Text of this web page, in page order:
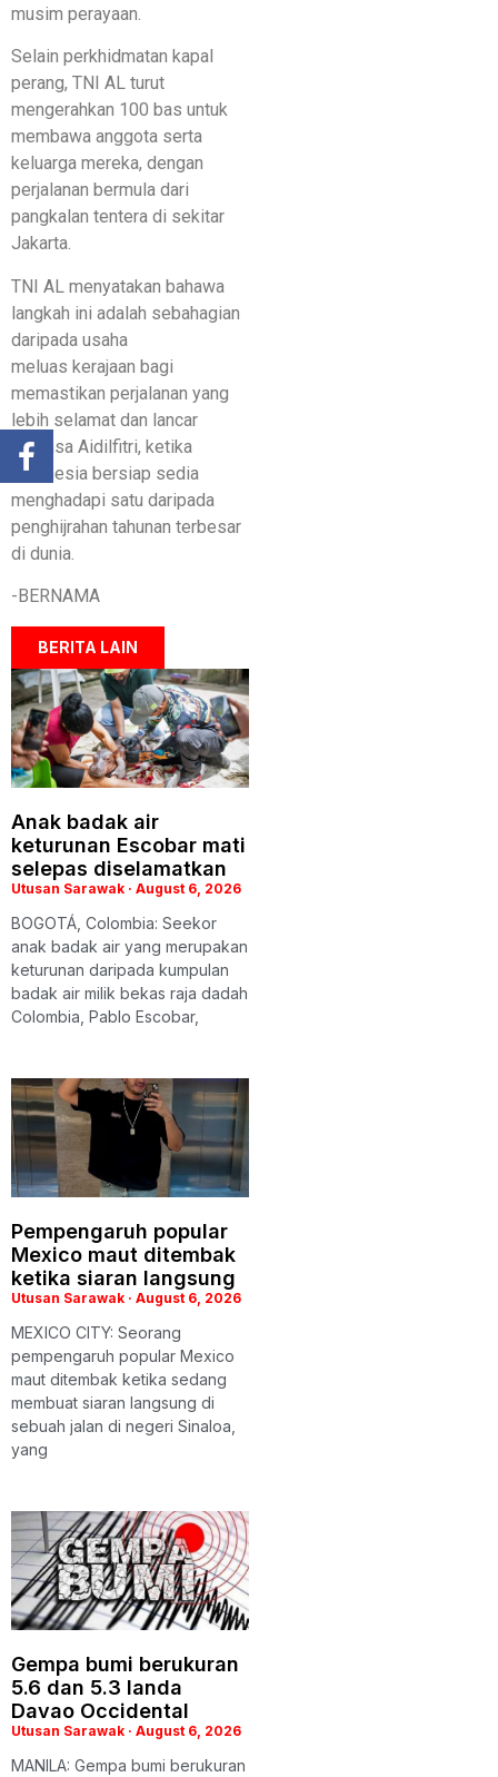
musim perayaan.
Selain perkhidmatan kapal
perang, TNI AL turut
mengerahkan 100 bas untuk
membawa anggota serta
keluarga mereka, dengan
perjalanan bermula dari
pangkalan tentera di sekitar
Jakarta.
TNI AL menyatakan bahawa
langkah ini adalah sebahagian
daripada usaha
meluas kerajaan bagi
memastikan perjalanan yang
lebih selamat dan lancar
semasa Aidilfitri, ketika
Indonesia bersiap sedia
menghadapi satu daripada
penghijrahan tahunan terbesar
di dunia.
-BERNAMA
BERITA LAIN
Anak badak air
keturunan Escobar mati
selepas diselamatkan
Utusan Sarawak August 6, 2026
BOGOTÁ, Colombia: Seekor
anak badak air yang merupakan
keturunan daripada kumpulan
badak air milik bekas raja dadah
Colombia, Pablo Escobar,
Pempengaruh popular
Mexico maut ditembak
ketika siaran langsung
Utusan Sarawak August 6, 2026
MEXICO CITY: Seorang
pempengaruh popular Mexico
maut ditembak ketika sedang
membuat siaran langsung di
sebuah jalan di negeri Sinaloa,
yang
Gempa bumi berukuran
5.6 dan 5.3 landa
Davao Occidental
Utusan Sarawak August 6, 2026
MANILA: Gempa bumi berukuran